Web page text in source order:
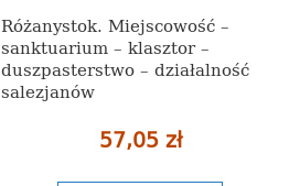
Różanystok. Miejscowość –
sanktuarium – klasztor –
duszpasterstwo – działalność
salezjanów
57,05 zł